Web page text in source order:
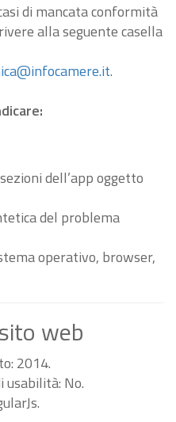
di mancata conformità
alla seguente casella
.
dell’app oggetto
del problema
operativo, browser,
web
2014.
No.